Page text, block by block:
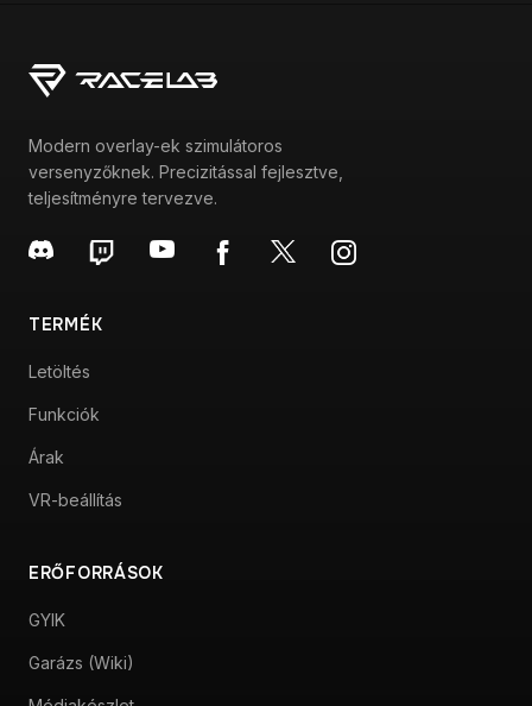
Modern overlay-ek szimulátoros
versenyzőknek. Precizitással fejlesztve,
teljesítményre tervezve.
TERMÉK
Letöltés
Funkciók
Árak
VR-beállítás
ERŐFORRÁSOK
GYIK
Garázs (Wiki)